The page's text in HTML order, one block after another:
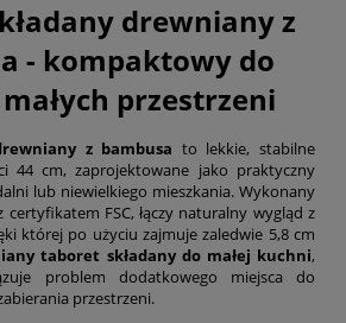
drewniany z
- kompaktowy do
przestrzeni
z bambusa to lekkie, stabilne
44 cm, zaprojektowane jako praktyczny
lub niewielkiego mieszkania. Wykonany
certyfikatem FSC, łączy naturalny wygląd z
której po użyciu zajmuje zaledwie 5,8 cm
taboret składany do małej kuchni,
problem dodatkowego miejsca do
przestrzeni.